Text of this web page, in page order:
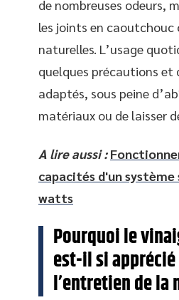
de nombreuses odeurs,
les joints en caoutchouc
naturelles. L’usage
quelques précautions et
adaptés, sous peine
matériaux ou de laisser
A lire aussi :
capacités d'un système
watts
Pourquoi le
est-il si
l’entretien de la